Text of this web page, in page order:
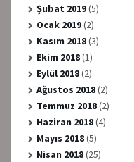
Şubat 2019(5)
Ocak 2019(2)
Kasım 2018(3)
Ekim 2018(1)
Eylül 2018(2)
Ağustos 2018(2)
Temmuz 2018(2)
Haziran 2018(4)
Mayıs 2018(5)
Nisan 2018(25)